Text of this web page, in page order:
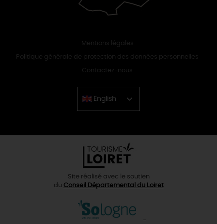
Mentions légales
Politique générale de protection des données personnelles
Contactez-nous
English
Chinese
Site réalisé avec le soutien
du Conseil Départemental du Loiret